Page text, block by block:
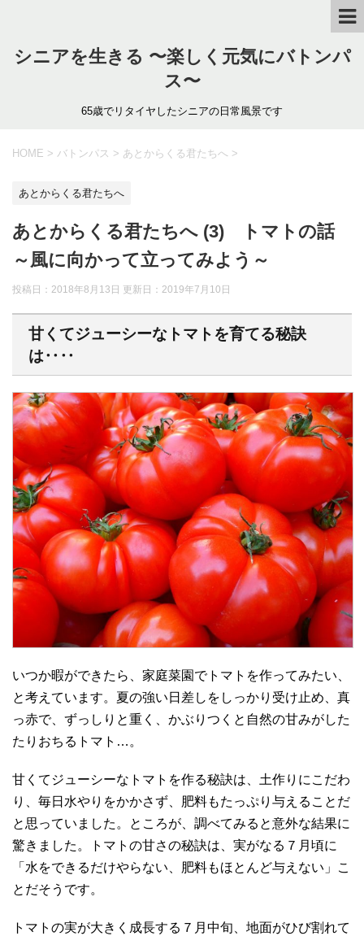
シニアを生きる 〜楽しく元気にバトンパ
ス〜
65歳でリタイヤしたシニアの日常風景です
HOME > バトンパス > あとからくる君たちへ >
あとからくる君たちへ
あとからくる君たちへ (3) トマトの話
～風に向かって立ってみよう～
投稿日：2018年8月13日 更新日： 2019年7月10日
甘くてジューシーなトマトを育てる秘訣
は‥‥
いつか暇ができたら、家庭菜園でトマトを作ってみたい、
と考えています。夏の強い日差しをしっかり受け止め、真
っ赤で、ずっしりと重く、かぶりつくと自然の甘みがした
たりおちるトマト…。
甘くてジューシーなトマトを作る秘訣は、土作りにこだわ
り、毎日水やりをかかさず、肥料もたっぷり与えることだ
と思っていました。ところが、調べてみると意外な結果に
驚きました。トマトの甘さの秘訣は、実がなる７月頃に
「水をできるだけやらない、肥料もほとんど与えない」こ
とだそうです。
トマトの実が大きく成長する７月中旬、地面がひび割れて